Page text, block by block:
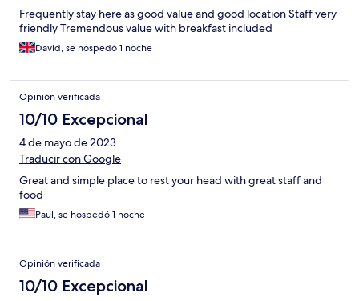
Frequently stay here as good value and good location Staff very
friendly Tremendous value with breakfast included
David, se hospedó 1 noche
Opinión verificada
10/10 Excepcional
4 de mayo de 2023
Traducir con Google
Great and simple place to rest your head with great staff and
food
Paul, se hospedó 1 noche
Opinión verificada
10/10 Excepcional